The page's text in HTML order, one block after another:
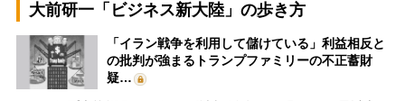
大前研一「ビジネス新大陸」の歩き方
「イラン戦争を利用して儲けている」利益相反と
の批判が強まるトランプファミリーの不正蓄財
疑…